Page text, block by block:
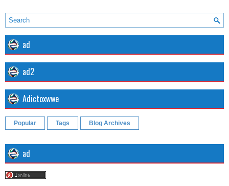
ad
ad2
Adictoxwwe
Popular Tags Blog Archives
ad